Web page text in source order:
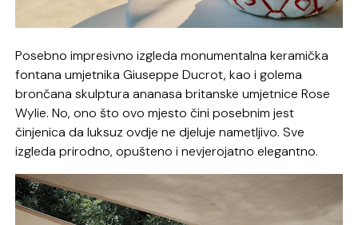
Posebno impresivno izgleda monumentalna keramička
fontana umjetnika Giuseppe Ducrot, kao i golema
brončana skulptura ananasa britanske umjetnice Rose
Wylie. No, ono što ovo mjesto čini posebnim jest
činjenica da luksuz ovdje ne djeluje nametljivo. Sve
izgleda prirodno, opušteno i nevjerojatno elegantno.